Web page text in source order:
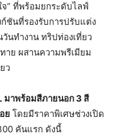
” ที่พร้อมยกระดับไลฟ์
ชันที่รองรับการปรับแต่ง
นทำงาน ทริปท่องเที่ยว
าย ผสานความพรีเมียม
ว
มาพร้อมสีภายนอก 3 สี
ย โดยมีราคาพิเศษช่วงเปิด
คันแรก ดังนี้